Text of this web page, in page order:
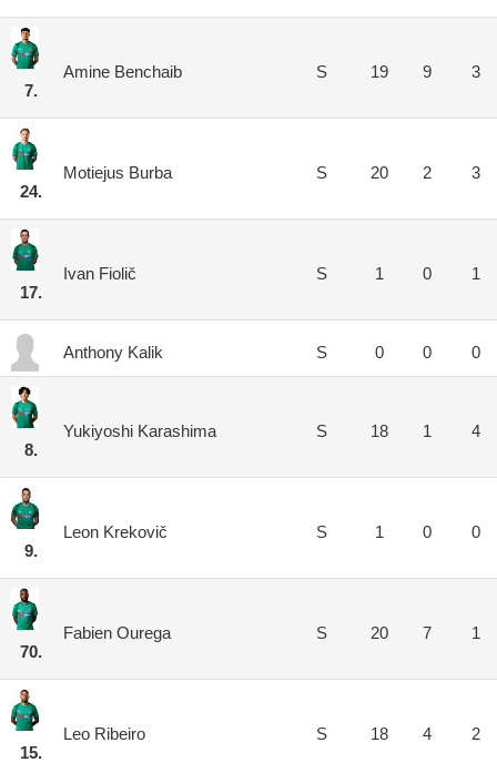
7.
Amine Benchaib S 19 9 3
24.
Motiejus Burba S 20 2 3
17.
Ivan Fiolič S 1 0 1
Anthony Kalik S 0 0 0
8.
Yukiyoshi Karashima S 18 1 4
9.
Leon Krekovič S 1 0 0
70.
Fabien Ourega S 20 7 1
15.
Leo Ribeiro S 18 4 2